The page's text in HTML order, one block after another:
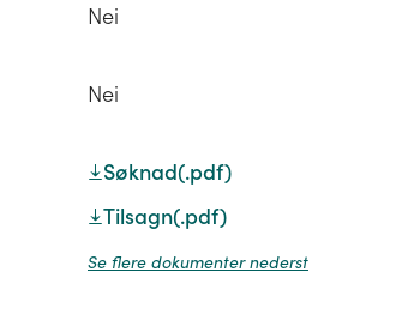
Nei
Nei
Søknad(.pdf)
Tilsagn(.pdf)
Se flere dokumenter nederst